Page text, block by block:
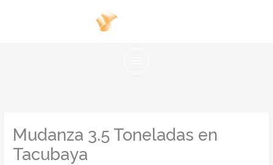
Mudanza 3.5 Toneladas en
Tacubaya